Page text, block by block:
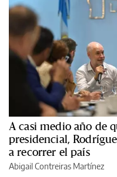
A casi medio año de
presidencial,
a recorrer el país
Abigail Contreiras Martínez